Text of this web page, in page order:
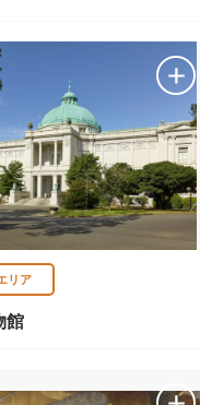
リア
館